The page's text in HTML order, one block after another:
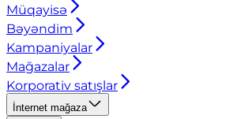
Müqayisə
Bəyəndim
Kampaniyalar
Mağazalar
Korporativ satışlar
İnternet mağaza